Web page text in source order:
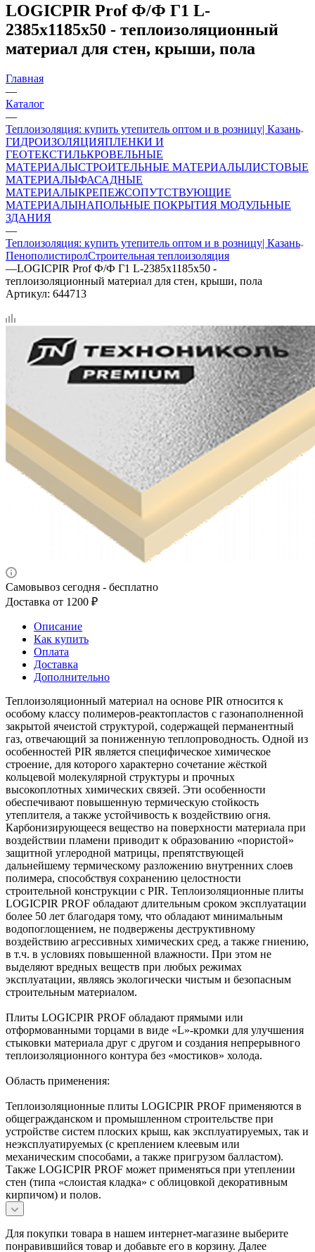
LOGICPIR Prof Ф/Ф Г1 L-
2385х1185х50 - теплоизоляционный
материал для стен, крыши, пола
Главная
—
Каталог
—
Теплоизоляция: купить утепитель оптом и в розницу| Казань
ГИДРОИЗОЛЯЦИЯПЛЕНКИ И
ГЕОТЕКСТИЛЬКРОВЕЛЬНЫЕ
МАТЕРИАЛЫСТРОИТЕЛЬНЫЕ МАТЕРИАЛЫЛИСТОВЫЕ
МАТЕРИАЛЫФАСАДНЫЕ
МАТЕРИАЛЫКРЕПЕЖСОПУТСТВУЮЩИЕ
МАТЕРИАЛЫНАПОЛЬНЫЕ ПОКРЫТИЯ МОДУЛЬНЫЕ
ЗДАНИЯ
—
Теплоизоляция: купить утепитель оптом и в розницу| Казань
ПенополистиролСтроительная теплоизоляция
—LOGICPIR Prof Ф/Ф Г1 L-2385х1185х50 -
теплоизоляционный материал для стен, крыши, пола
Артикул: 644713
Самовывоз сегодня - бесплатно
Доставка от 1200 ₽
Описание
Как купить
Оплата
Доставка
Дополнительно
Теплоизоляционный материал на основе PIR относится к
особому классу полимеров-реактопластов с газонаполненной
закрытой ячеистой структурой, содержащей перманентный
газ, отвечающий за пониженную теплопроводность. Одной из
особенностей PIR является специфическое химическое
строение, для которого характерно сочетание жёсткой
кольцевой молекулярной структуры и прочных
высокоплотных химических связей. Эти особенности
обеспечивают повышенную термическую стойкость
утеплителя, а также устойчивость к воздействию огня.
Карбонизирующееся вещество на поверхности материала при
воздействии пламени приводит к образованию «пористой»
защитной углеродной матрицы, препятствующей
дальнейшему термическому разложению внутренних слоев
полимера, способствуя сохранению целостности
строительной конструкции с PIR. Теплоизоляционные плиты
LOGICPIR PROF обладают длительным сроком эксплуатации
более 50 лет благодаря тому, что обладают минимальным
водопоглощением, не подвержены деструктивному
воздействию агрессивных химических сред, а также гниению,
в т.ч. в условиях повышенной влажности. При этом не
выделяют вредных веществ при любых режимах
эксплуатации, являясь экологически чистым и безопасным
строительным материалом.
Плиты LOGICPIR PROF обладают прямыми или
отформованными торцами в виде «L»-кромки для улучшения
стыковки материала друг с другом и создания непрерывного
теплоизоляционного контура без «мостиков» холода.
Область применения:
Теплоизоляционные плиты LOGICPIR PROF применяются в
общегражданском и промышленном строительстве при
устройстве систем плоских крыш, как эксплуатируемых, так и
неэксплуатируемых (с креплением клеевым или
механическим способами, а также пригрузом балластом).
Также LOGICPIR PROF может применяться при утеплении
стен (типа «слоистая кладка» с облицовкой декоративным
кирпичом) и полов.
Для покупки товара в нашем интернет-магазине выберите
понравившийся товар и добавьте его в корзину. Далее